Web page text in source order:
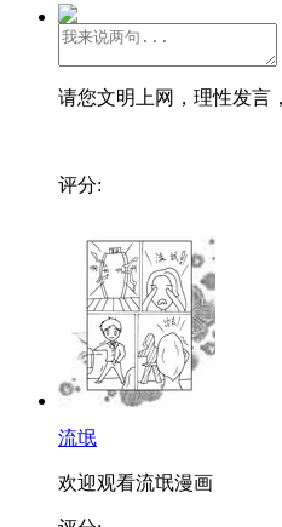
请您文明上网，理性发言
评分:
流氓
欢迎观看流氓漫画